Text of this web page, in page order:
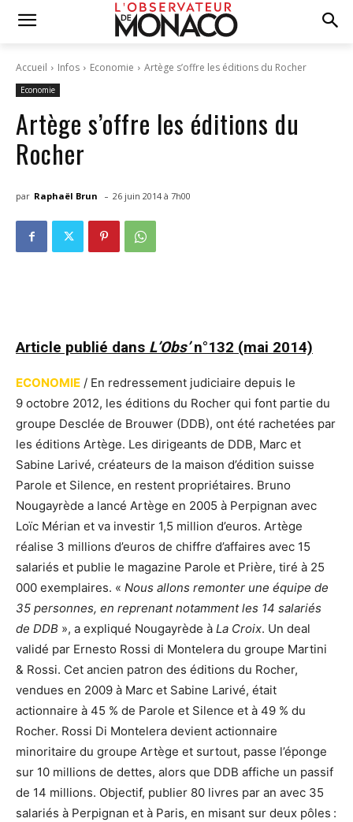
Accueil Infos Economie Artège s’offre les éditions du Rocher
Economie
Artège s’offre les éditions du
Rocher
par Raphaël Brun - 26 juin 2014 à 7h00
Article publié dans L’Obs’n°132 (mai 2014)
ECONOMIE / En redressement judiciaire depuis le
9 octobre 2012, les éditions du Rocher qui font partie du
groupe Desclée de Brouwer (DDB), ont été rachetées par
les éditions Artège. Les dirigeants de DDB, Marc et
Sabine Larivé, créateurs de la maison d’édition suisse
Parole et Silence, en restent propriétaires. Bruno
Nougayrède a lancé Artège en 2005 à Perpignan avec
Loïc Mérian et va investir 1,5 million d’euros. Artège
réalise 3 millions d’euros de chiffre d’affaires avec 15
salariés et publie le magazine Parole et Prière, tiré à 25
000 exemplaires. « Nous allons remonter une équipe de
35 personnes, en reprenant notamment les 14 salariés
de DDB », a expliqué Nougayrède à La Croix. Un deal
validé par Ernesto Rossi di Montelera du groupe Martini
& Rossi. Cet ancien patron des éditions du Rocher,
vendues en 2009 à Marc et Sabine Larivé, était
actionnaire à 45 % de Parole et Silence et à 49 % du
Rocher. Rossi Di Montelera devient actionnaire
minoritaire du groupe Artège et surtout, passe l’éponge
sur 10 millions de dettes, alors que DDB affiche un passif
de 14 millions. Objectif, publier 80 livres par an avec 35
salariés à Perpignan et à Paris, en misant sur deux pôles :